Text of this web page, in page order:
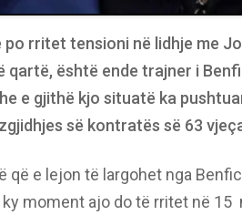
po rritet tensioni në lidhje me
qartë, është ende trajner i
e gjithë kjo situatë ka
së kontratës së 63
që e lejon të largohet nga
ky moment ajo do të rritet në 15